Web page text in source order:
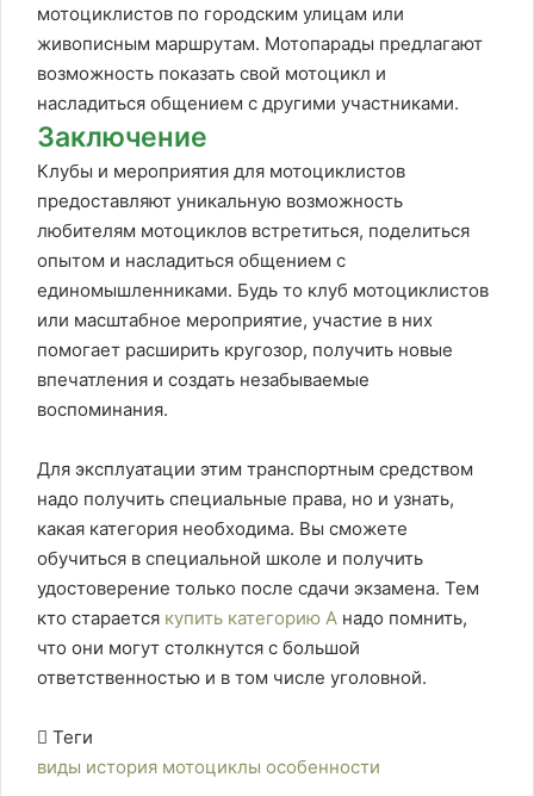
мотоциклистов по городским улицам или
живописным маршрутам. Мотопарады предлагают
возможность показать свой мотоцикл и
насладиться общением с другими участниками.
Заключение
Клубы и мероприятия для мотоциклистов
предоставляют уникальную возможность
любителям мотоциклов встретиться, поделиться
опытом и насладиться общением с
единомышленниками. Будь то клуб мотоциклистов
или масштабное мероприятие, участие в них
помогает расширить кругозор, получить новые
впечатления и создать незабываемые
воспоминания.
Для эксплуатации этим транспортным средством
надо получить специальные права, но и узнать,
какая категория необходима. Вы сможете
обучиться в специальной школе и получить
удостоверение только после сдачи экзамена. Тем
кто старается купить категорию А надо помнить,
что они могут столкнутся с большой
ответственностью и в том числе уголовной.
Теги
виды история мотоциклы особенности